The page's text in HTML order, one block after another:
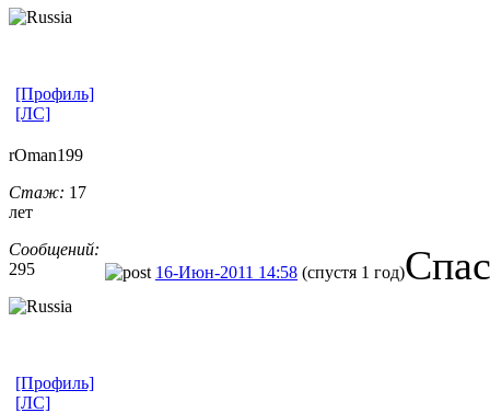
[Профиль]
[ЛС]
rOman199
Стаж: 17
лет
Сообщений:
295
16-Июн-2011 14:58 (спустя 1 год)
[Профиль]
[ЛС]